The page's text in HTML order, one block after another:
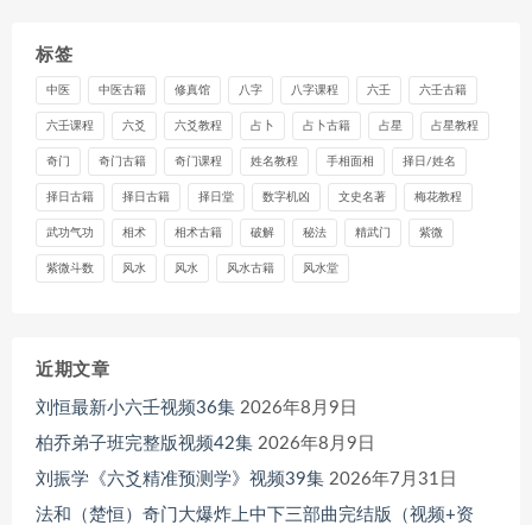
标签
中医 中医古籍 修真馆 八字 八字课程 六壬 六壬古籍
六壬课程 六爻 六爻教程 占卜 占卜古籍 占星 占星教程
奇门 奇门古籍 奇门课程 姓名教程 手相面相 择日/姓名
择日古籍 择日古籍 择日堂 数字机凶 文史名著 梅花教程
武功气功 相术 相术古籍 破解 秘法 精武门 紫微
紫微斗数 风水 风水 风水古籍 风水堂
近期文章
刘恒最新小六壬视频36集 2026年8月9日
柏乔弟子班完整版视频42集 2026年8月9日
刘振学《六爻精准预测学》视频39集 2026年7月31日
法和（楚恒）奇门大爆炸上中下三部曲完结版（视频+资